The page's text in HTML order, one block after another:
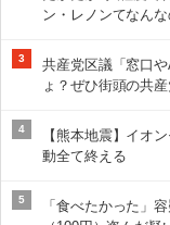
ン・レノンてなんな
3
共産党区議「窓口
ょ？ぜひ街頭の共産
4
【熊本地震】イオ
動全て終える
5
「食べたかった」